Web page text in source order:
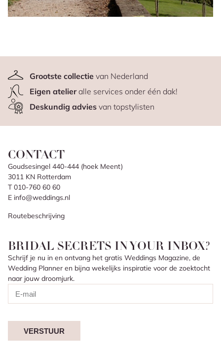
Grootste collectievan Nederland
Eigen atelieralle services onder één dak!
Deskundig adviesvan topstylisten
CONTACT
Goudsesingel 440-444 (hoek Meent)
3011 KN Rotterdam
T 010-760 60 60
E info@weddings.nl
Routebeschrijving
BRIDAL SECRETS IN YOUR INBOX?
Schrijf je nu in en ontvang het gratis Weddings Magazine, de
Wedding Planner en bijna wekelijks inspiratie voor de zoektocht
naar jouw droomjurk.
VERSTUUR